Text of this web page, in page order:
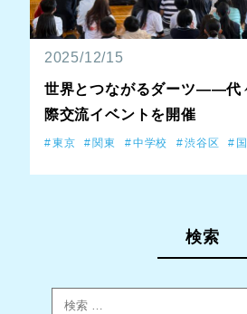
2025/12/15
世界とつながるダーツ——代
際交流イベントを開催
東京 関東 中学校 渋谷区
検索